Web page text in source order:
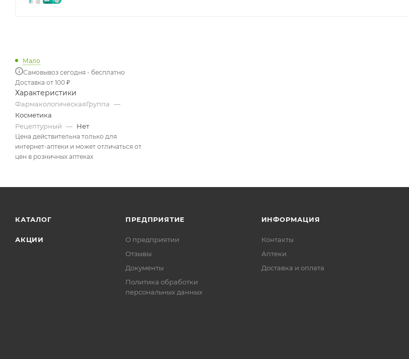
Мало
Самовывоз сегодня - бесплатно
Доставка от 100 ₽
Характеристики
ФармакологическаяГруппа —
Косметика
Рецептурный — Нет
Цена действительна только для
интернет-аптеки и может отличаться от
цен в розничных аптеках
КАТАЛОГ
АКЦИИ
ПРЕДПРИЯТИЕ
О предприятии
Отзывы
Документы
Политика обработки
персональных данных
ИНФОРМАЦИЯ
Контакты
Аптеки
Доставка и оплата